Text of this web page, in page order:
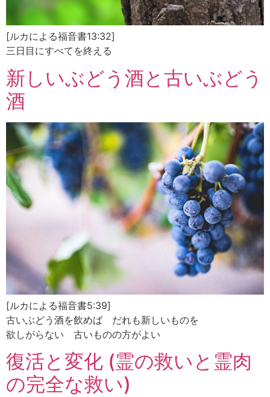
[ルカによる福音書13:32]
三日目にすべてを終える
新しいぶどう酒と古いぶどう
酒
[ルカによる福音書5:39]
古いぶどう酒を飲めば だれも新しいものを
欲しがらない 古いものの方がよい
復活と変化 (霊の救いと霊肉
の完全な救い)